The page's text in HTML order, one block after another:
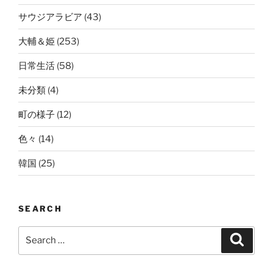
サウジアラビア (43)
大輔＆姫 (253)
日常生活 (58)
未分類 (4)
町の様子 (12)
色々 (14)
韓国 (25)
SEARCH